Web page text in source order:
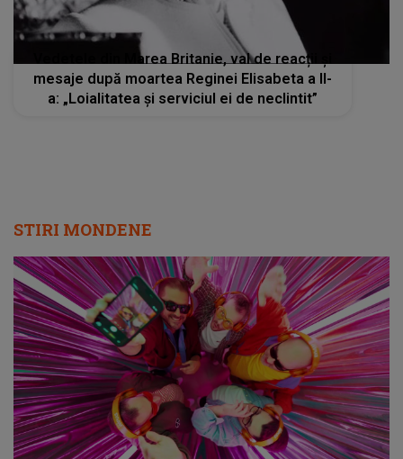
Vedetele din Marea Britanie, val de reacții și
mesaje după moartea Reginei Elisabeta a II-
a: „Loialitatea și serviciul ei de neclintit”
STIRI MONDENE